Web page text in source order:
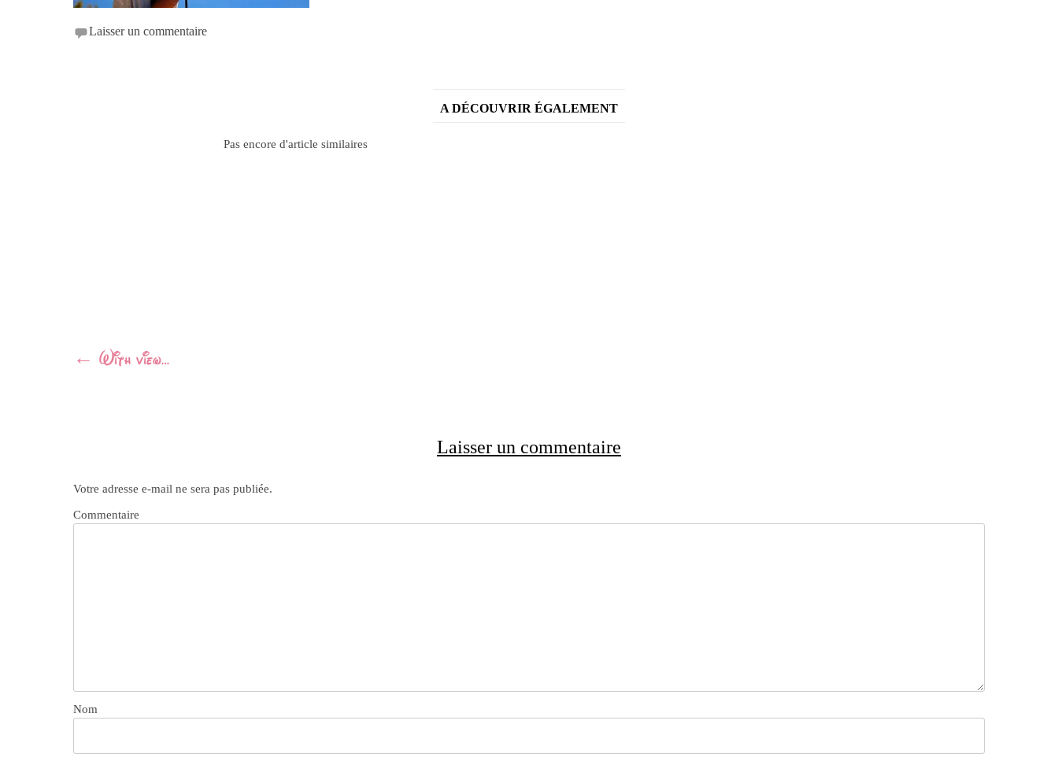
Laisser un commentaire
A DÉCOUVRIR ÉGALEMENT
Pas encore d'article similaires
Navigation
← With view…
Laisser un commentaire
Votre adresse e-mail ne sera pas publiée.
Commentaire
Nom